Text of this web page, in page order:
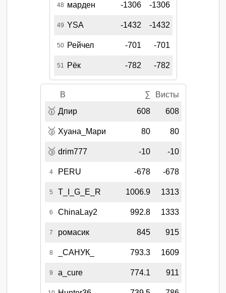
48 марден -1306 -1306
49 YSA -1432 -1432
50 Рейчел -701 -701
51 Рёк -782 -782
B ∑ Висты
🥇 Дпир 608 608
🥈 Хуана_Мари 80 80
🥉 drim777 -10 -10
4 PERU -678 -678
5 T_I_G_E_R 1006.9 1313
6 ChinaLay2 992.8 1333
7 ромасик 845 915
8 _САНУК_ 793.3 1609
9 a_cure 774.1 911